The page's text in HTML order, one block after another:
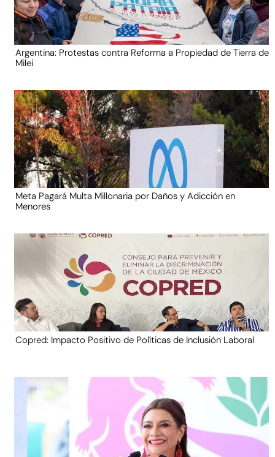
Argentina: Protestas contra Reforma a Propiedad de Tierra de
Milei
Meta Pagará Multa Millonaria por Daños y Adicción en
Menores
Copred: Impacto Positivo de Políticas de Inclusión Laboral